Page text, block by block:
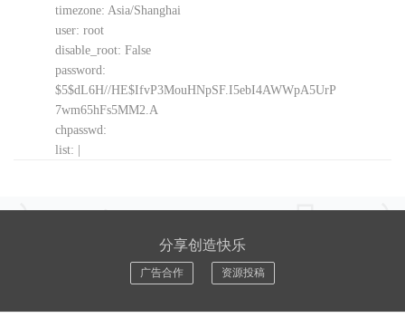
timezone: Asia/Shanghai
user: root
disable_root: False
password:
$5$dL6H//HE$IfvP3MouHNpSF.I5ebI4AWWpA5UrP
7wm65hFs5MM2.A
chpasswd:
list: |
package_upgrade: true
addresses:
分享创造快乐
广告合作 资源投稿